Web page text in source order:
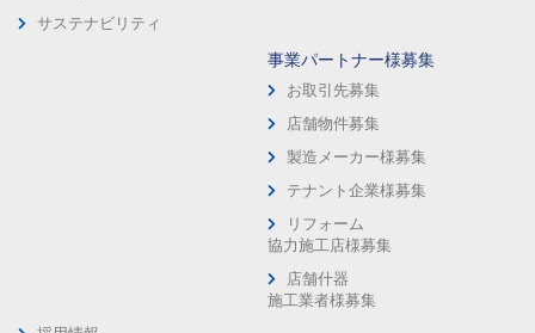
サステナビリティ
事業パートナー様募集
お取引先募集
店舗物件募集
製造メーカー様募集
テナント企業様募集
リフォーム
協力施工店様募集
店舗什器
施工業者様募集